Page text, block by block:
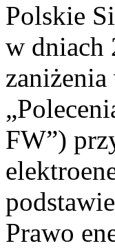
Polskie
w dniach
FW”)
Prawo